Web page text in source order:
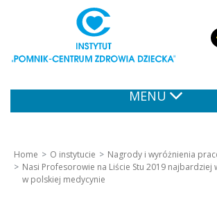
MENU
Home O instytucie
Nagrody i wyróżnienia
Nasi Profesorowie na Liście Stu 2019 najbardziej
w polskiej medycynie